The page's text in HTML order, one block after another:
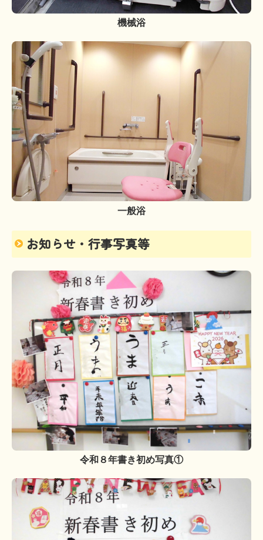
機械浴
一般浴
お知らせ・行事写真等
令和８年書き初め写真①